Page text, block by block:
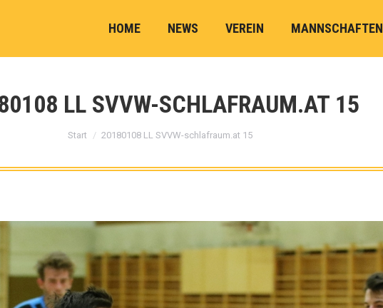
HOME NEWS VEREIN MANNSCHAFTEN
LL SVVW-SCHLAFRAUM.AT 15
Sie befinden sich hier:
Start 20180108 LL SVVW-schlafraum.at 15